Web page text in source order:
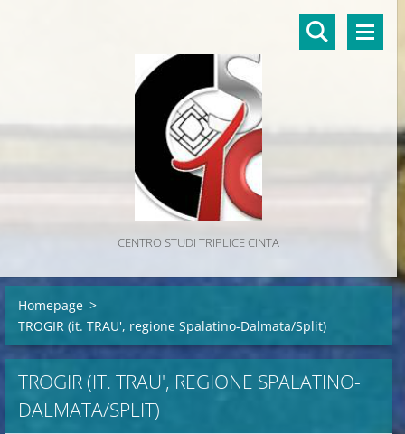
CENTRO STUDI TRIPLICE CINTA
Homepage >
TROGIR (it. TRAU', regione Spalatino-Dalmata/Split)
TROGIR (IT. TRAU', REGIONE SPALATINO-
DALMATA/SPLIT)